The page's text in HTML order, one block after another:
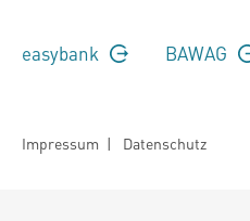
easybank BAWAG
Impressum | Datenschutz